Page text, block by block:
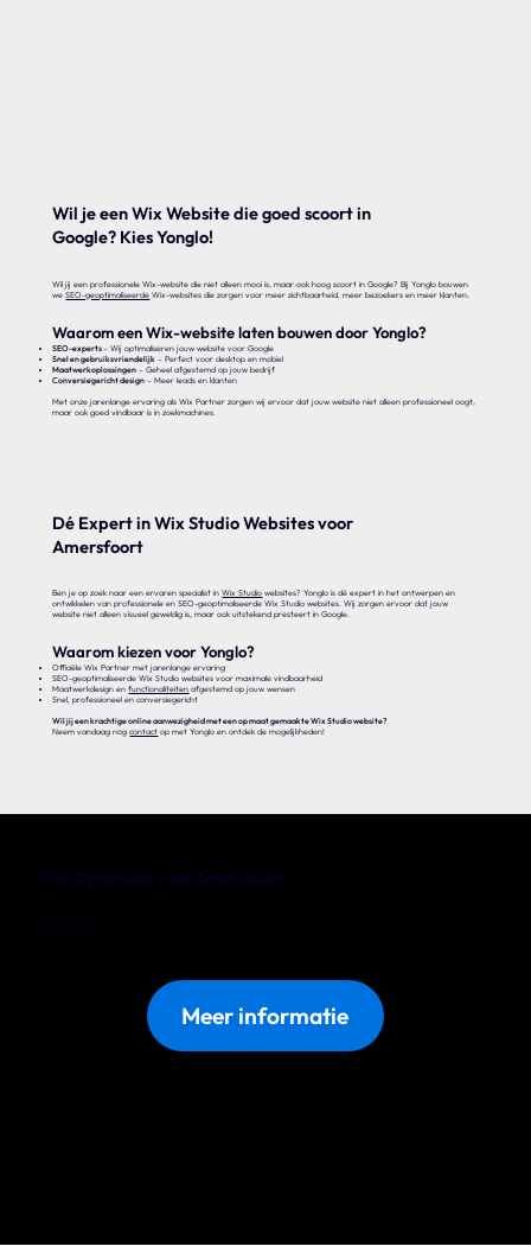
Wil je een Wix Website die goed scoort in
Google? Kies Yonglo!
Wil jij een professionele Wix-website die niet alleen mooi is, maar ook hoog scoort in Google? Bij Yonglo bouwen
weSEO-geoptimaliseerde Wix-websites die zorgen voor meer zichtbaarheid, meer bezoekers en meer klanten.
Waarom een Wix-website laten bouwen door Yonglo?
SEO-experts– Wij optimaliseren jouw website voor Google
Snel en gebruiksvriendelijk – Perfect voor desktop en mobiel
Maatwerkoplossingen – Geheel afgestemd op jouw bedrijf
Conversiegericht design – Meer leads en klanten
Met onze jarenlange ervaring als Wix Partner zorgen wij ervoor dat jouw website niet alleen professioneel oogt,
maar ook goed vindbaar is in zoekmachines.
Dé Expert in Wix Studio Websites voor
Amersfoort
Ben je op zoek naar een ervaren specialist inWix Studio websites? Yonglo is dé expert in het ontwerpen en
ontwikkelen van professionele en SEO-geoptimaliseerde Wix Studio websites. Wij zorgen ervoor dat jouw
website niet alleen visueel geweldig is, maar ook uitstekend presteert in Google.
Waarom kiezen voor Yonglo?
Officiële Wix Partner met jarenlange ervaring
SEO-geoptimaliseerde Wix Studio websites voor maximale vindbaarheid
Maatwerkdesign enfunctionaliteiten afgestemd op jouw wensen
Snel, professioneel en conversiegericht
Wil jij een krachtige online aanwezigheid met een op maat gemaakte Wix Studio website?
Neem vandaag nogcontact op met Yonglo en ontdek de mogelijkheden!
Meer informatie
Woon je in de omgeving van Amersfoort en heb je al een Wix website maar ben je niet 100% tevreden, kies dan voor ons Wix
Optimaal pakket.
Wix Optimaal voor Amersfoort